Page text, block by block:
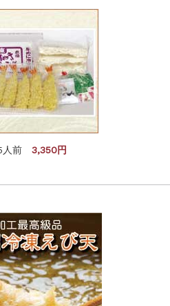
人前 3,350円